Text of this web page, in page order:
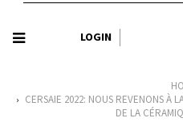
LOGIN
› CERSAIE 2022: NOUS REVENONS À
DE LA